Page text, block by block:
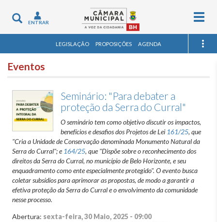
Toggle
navigation
ENTRAR
LEGISLAÇÃO PROPOSIÇÕES AGENDA
Eventos
Seminário: "Para debater a
proteção da Serra do Curral"
O seminário tem como objetivo discutir os impactos,
benefícios e desafios dos Projetos de Lei 161/25, que
"Cria a Unidade de Conservação denominada Monumento Natural da
Serra do Curral"; e 164/25, que "Dispõe sobre o reconhecimento dos
direitos da Serra do Curral, no município de Belo Horizonte, e seu
enquadramento como ente especialmente protegido". O evento busca
coletar subsídios para aprimorar as propostas, de modo a garantir a
efetiva proteção da Serra do Curral e o envolvimento da comunidade
nesse processo.
Abertura: sexta-feira, 30 Maio, 2025 - 09:00